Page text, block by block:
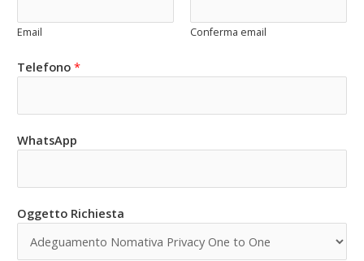
Email Conferma email
Telefono *
WhatsApp
Oggetto Richiesta